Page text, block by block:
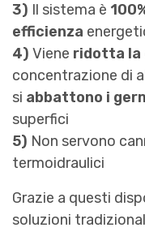
3) Il sistema è
efficienza
4) Viene ridotta la
concentrazione di
si abbattono i
superfici
5) Non servono
termoidraulici
Grazie a questi
soluzioni